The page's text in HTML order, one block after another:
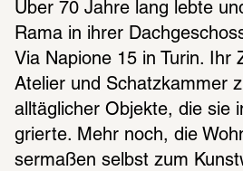
Über 70 Jahre lang lebte
Rama in ihrer
Via Napione 15 in Turin. Ihr
Atelier und Schatz­kam­mer
alltäg­li­cher Objekte, die sie
grierte. Mehr noch, die
ser­ma­ßen selbst zum